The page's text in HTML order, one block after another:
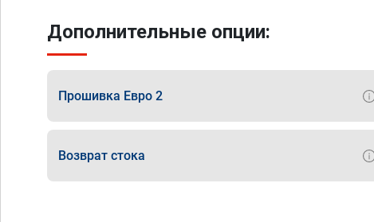
Дополнительные опции:
Прошивка Евро 2
Возврат стока